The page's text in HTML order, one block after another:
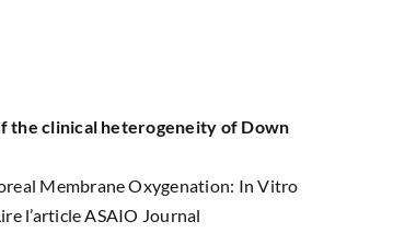
the clinical heterogeneity of Down
Membrane Oxygenation: In Vitro
l’article ASAIO Journal